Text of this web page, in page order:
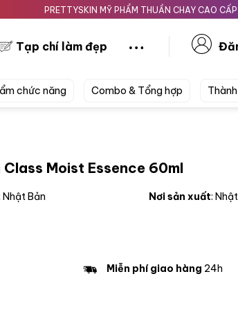
PRETTYSKIN MỸ PHẨM THUẦN CHAY CAO CẤP ĐỘC
Tạp chí làm đẹp
chức năng Combo & Tổng hợp
Class Moist Essence 60ml
Nhật Bản Nơi sản xuất:
Miễn phí giao hàng 24h